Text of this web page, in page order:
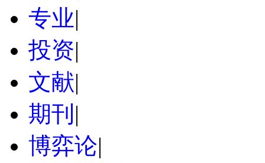
专业|
投资|
文献|
期刊 |
博弈论|